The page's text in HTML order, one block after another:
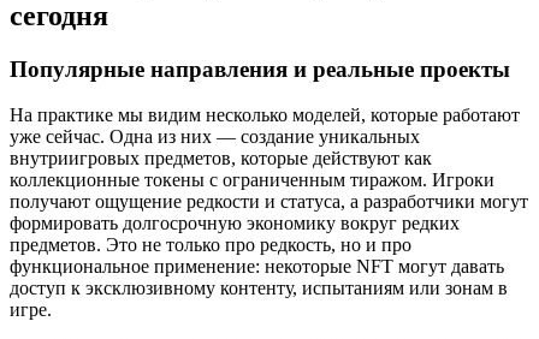
сегодня
Популярные направления и реальные проекты
На практике мы видим несколько моделей, которые работают
уже сейчас. Одна из них — создание уникальных
внутриигровых предметов, которые действуют как
коллекционные токены с ограниченным тиражом. Игроки
получают ощущение редкости и статуса, а разработчики могут
формировать долгосрочную экономику вокруг редких
предметов. Это не только про редкость, но и про
функциональное применение: некоторые NFT могут давать
доступ к эксклюзивному контенту, испытаниям или зонам в
игре.